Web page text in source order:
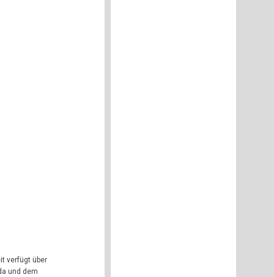
verfügt über
und dem